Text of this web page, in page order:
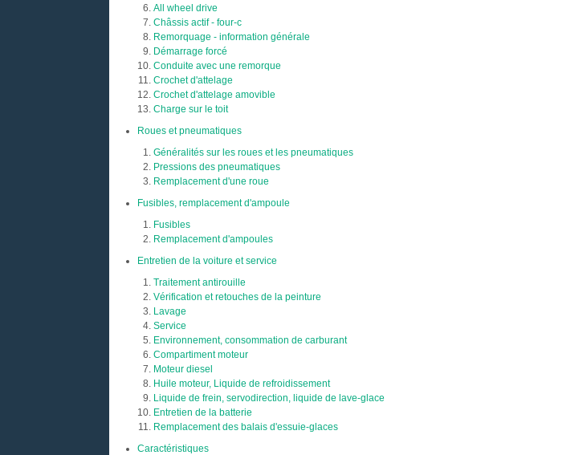
All wheel drive
Châssis actif - four-c
Remorquage - information générale
Démarrage forcé
Conduite avec une remorque
Crochet d'attelage
Crochet d'attelage amovible
Charge sur le toit
Roues et pneumatiques
Généralités sur les roues et les pneumatiques
Pressions des pneumatiques
Remplacement d'une roue
Fusibles, remplacement d'ampoule
Fusibles
Remplacement d'ampoules
Entretien de la voiture et service
Traitement antirouille
Vérification et retouches de la peinture
Lavage
Service
Environnement, consommation de carburant
Compartiment moteur
Moteur diesel
Huile moteur, Liquide de refroidissement
Liquide de frein, servodirection, liquide de lave-glace
Entretien de la batterie
Remplacement des balais d'essuie-glaces
Caractéristiques